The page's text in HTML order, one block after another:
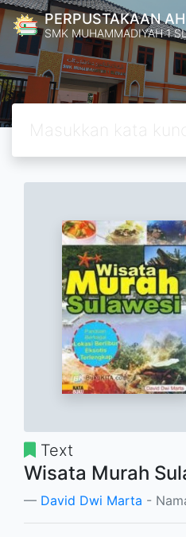
PERPUSTAKAAN
SMK MUHAMMADIYAH 1
Text
Wisata Murah
David Dwi Marta -